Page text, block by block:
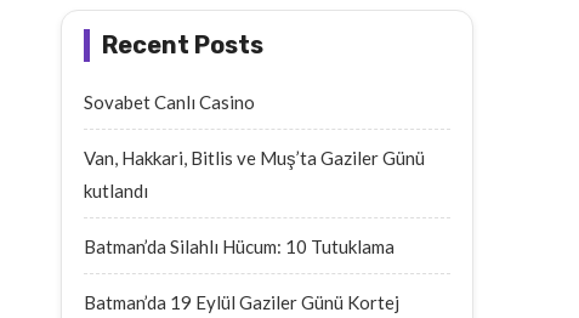
Recent Posts
Sovabet Canlı Casino
Van, Hakkari, Bitlis ve Muş’ta Gaziler Günü
kutlandı
Batman’da Silahlı Hücum: 10 Tutuklama
Batman’da 19 Eylül Gaziler Günü Kortej